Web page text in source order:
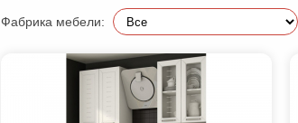
Фабрика мебели: